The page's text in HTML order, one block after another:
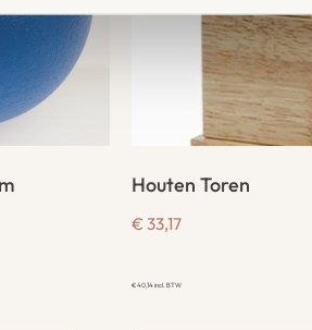
Houten Toren
€ 33,17
€40,14incl. BTW